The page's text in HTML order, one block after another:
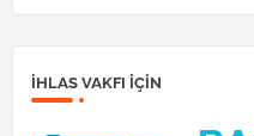
İHLAS VAKFI IÇIN